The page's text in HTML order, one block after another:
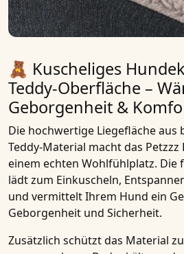
🧸 Kuscheliges
Teddy-Oberfläche –
Geborgenheit &
Die hochwertige Liegefläche aus
Teddy-Material macht das Petzzz
einem echten Wohlfühlplatz. Die
lädt zum Einkuscheln,
und vermittelt Ihrem Hund ein
Geborgenheit und Sicherheit.
Zusätzlich schützt das Material